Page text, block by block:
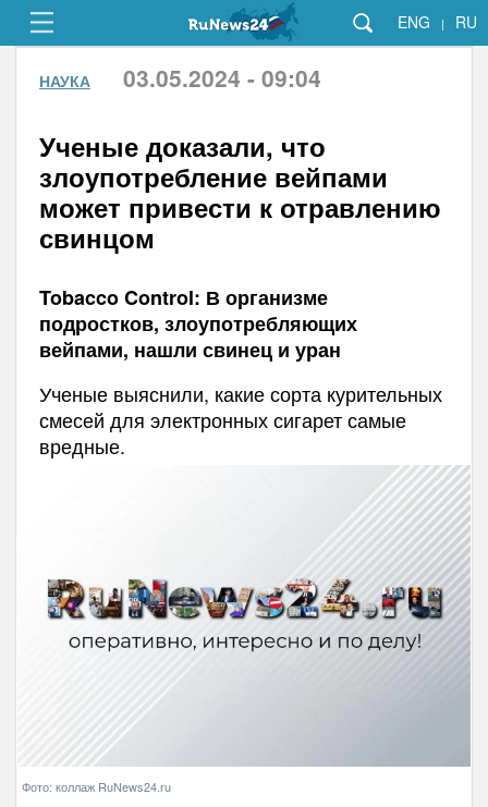
ENG | RU
НАУКА 03.05.2024 - 09:04
Ученые доказали, что
злоупотребление вейпами
может привести к отравлению
свинцом
Tobacco Control: В организме
подростков, злоупотребляющих
вейпами, нашли свинец и уран
Ученые выяснили, какие сорта курительных
смесей для электронных сигарет самые
вредные.
Фото: коллаж RuNews24.ru